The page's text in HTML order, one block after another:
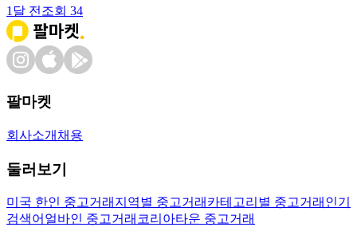
1달 전 조회 34
팔마켓
회사소개 채용
둘러보기
미국 한인 중고거래 지역별 중고거래 카테고리별 중고거래 인기
검색어 얼바인 중고거래 코리아타운 중고거래